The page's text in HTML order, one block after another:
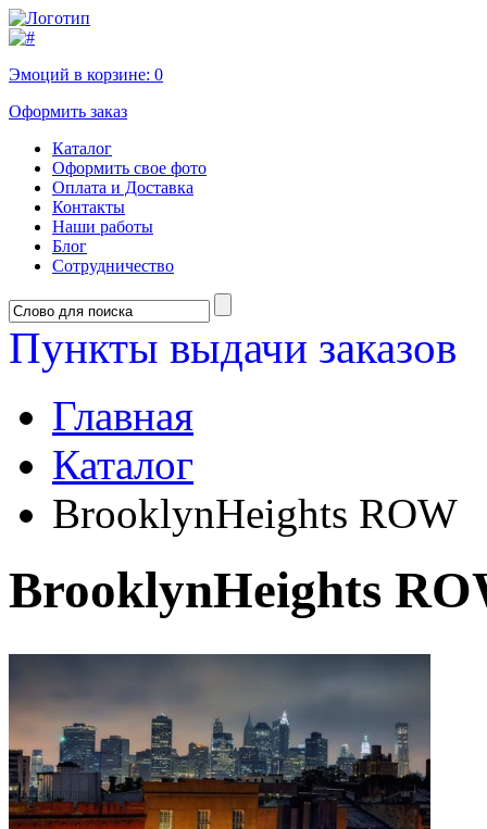
Эмоций в корзине: 0
Оформить заказ
Каталог
Оформить свое фото
Оплата и Доставка
Контакты
Наши работы
Блог
Сотрудничество
Пункты выдачи заказов
Главная
Каталог
BrooklynHeights ROW
BrooklynHeights